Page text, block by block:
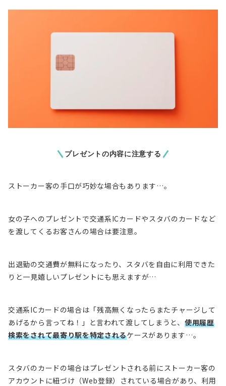
プレゼントの内容に注意する
ストーカー客の手口が巧妙な場合もあります…。
女の子へのプレゼントで交通系ICカードやスタバのカードなど
を渡してくるお客さんの場合は要注意。
出退勤の交通費が無料になったり、スタバを自由に利用できた
りと一見嬉しいプレゼントにも思えますが…
交通系ICカードの場合は「残高無くなったらまたチャージして
あげるから言ってね！」と言われて渡してしまうと、 使用履歴
検索をされて最寄り駅を特定されるケースがあります…。
スタバのカードの場合はプレゼントされる前にストーカー客の
アカウントに紐づけ（Web登録）されている場合があり、利用